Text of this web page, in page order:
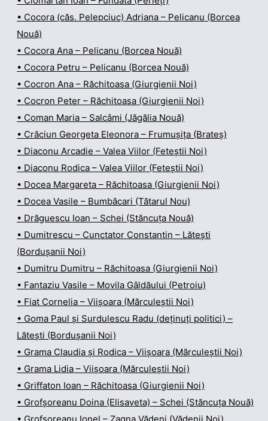
• Cocora (căs. Pelepciuc) Adriana – Pelicanu (Borcea
Nouă)
• Cocora Ana – Pelicanu (Borcea Nouă)
• Cocora Petru – Pelicanu (Borcea Nouă)
• Cocron Ana – Răchitoasa (Giurgienii Noi)
• Cocron Peter – Răchitoasa (Giurgienii Noi)
• Coman Maria – Salcâmi (Jăgălia Nouă)
• Crăciun Georgeta Eleonora – Frumușița (Brateș)
• Diaconu Arcadie – Valea Viilor (Feteștii Noi)
• Diaconu Rodica – Valea Viilor (Feteștii Noi)
• Docea Margareta – Răchitoasa (Giurgienii Noi)
• Docea Vasile – Bumbăcari (Tătarul Nou)
• Drăguescu Ioan – Schei (Stăncuța Nouă)
• Dumitrescu – Cunctator Constantin – Lătești
(Bordușanii Noi)
• Dumitru Dumitru – Răchitoasa (Giurgienii Noi)
• Fantaziu Vasile – Movila Gâldăului (Petroiu)
• Fiat Cornelia – Viișoara (Mărculeștii Noi)
• Goma Paul și Surdulescu Radu (deținuți politici) –
Lătești (Bordușanii Noi)
• Grama Claudia și Rodica – Viișoara (Mărculeștii Noi)
• Grama Lidia – Viișoara (Mărculeștii Noi)
• Griffaton Ioan – Răchitoasa (Giurgienii Noi)
• Grofșoreanu Doina (Elisaveta) – Schei (Stăncuța Nouă)